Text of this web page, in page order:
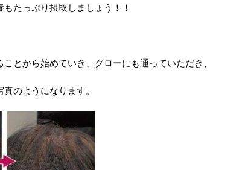
たっぷり摂取しましょう！！
とから始めていき、グローにも通っていただき、
のようになります。